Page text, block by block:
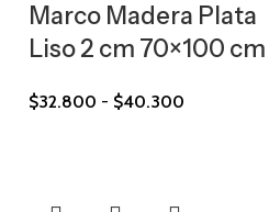
Marco Madera Plata
Liso 2 cm 70×100 cm
$32.800 - $40.300